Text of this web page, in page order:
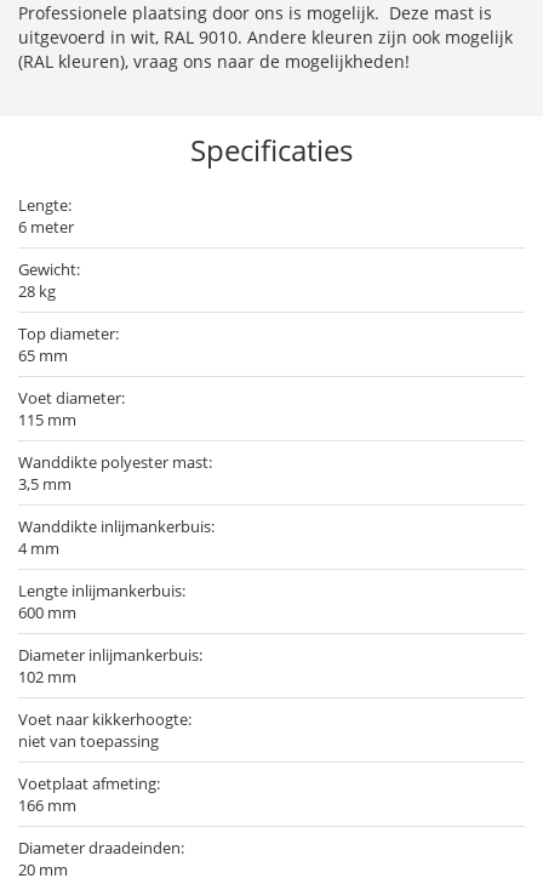
Professionele plaatsing door ons is mogelijk. Deze mast is
uitgevoerd in wit, RAL 9010. Andere kleuren zijn ook mogelijk
(RAL kleuren), vraag ons naar de mogelijkheden!
Specificaties
Lengte:
6 meter
Gewicht:
28 kg
Top diameter:
65 mm
Voet diameter:
115 mm
Wanddikte polyester mast:
3,5 mm
Wanddikte inlijmankerbuis:
4 mm
Lengte inlijmankerbuis:
600 mm
Diameter inlijmankerbuis:
102 mm
Voet naar kikkerhoogte:
niet van toepassing
Voetplaat afmeting:
166 mm
Diameter draadeinden:
20 mm